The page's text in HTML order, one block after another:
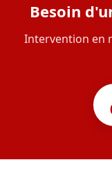
Besoin
Intervention en